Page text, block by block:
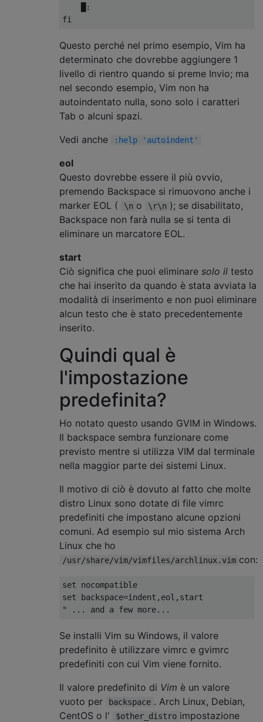
    █:
Questo perché nel primo esempio, Vim ha
determinato che dovrebbe aggiungere 1
livello di rientro quando si preme Invio; ma
nel secondo esempio, Vim non ha
autoindentato nulla, sono solo i caratteri
Tab o alcuni spazi.
Vedi anche
:help 'autoindent'
eol
Questo dovrebbe essere il più ovvio,
premendo Backspace si rimuovono anche i
marker EOL (
\n o \r\n ); se disabilitato,
Backspace non farà nulla se si tenta di
eliminare un marcatore EOL.
start
Ciò significa che puoi eliminare solo il testo
che hai inserito da quando è stata avviata la
modalità di inserimento e non puoi eliminare
alcun testo che è stato precedentemente
inserito.
Quindi qual è
l'impostazione
predefinita?
Ho notato questo usando GVIM in Windows.
Il backspace sembra funzionare come
previsto mentre si utilizza VIM dal terminale
nella maggior parte dei sistemi Linux.
Il motivo di ciò è dovuto al fatto che molte
distro Linux sono dotate di file vimrc
predefiniti che impostano alcune opzioni
comuni. Ad esempio sul mio sistema Arch
Linux che ho
/usr/share/vim/vimfiles/archlinux.vim con:
set nocompatible
set backspace=indent,eol,start
Se installi Vim su Windows, il valore
predefinito è utilizzare vimrc e gvimrc
predefiniti con cui Vim viene fornito.
Il valore predefinito di Vim è un valore
vuoto per
backspace . Arch Linux, Debian,
CentOS o l'
$other_distro impostazione